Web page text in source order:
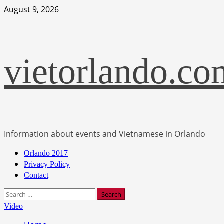
Skip
August 9, 2026
Information about events and Vietnamese in Orlando
Primary
Menu
Orlando 2017
Privacy Policy
Contact
Search
for:
Video